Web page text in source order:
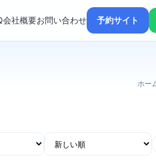
会社概要お問い合わせ 予約サイト
ホー